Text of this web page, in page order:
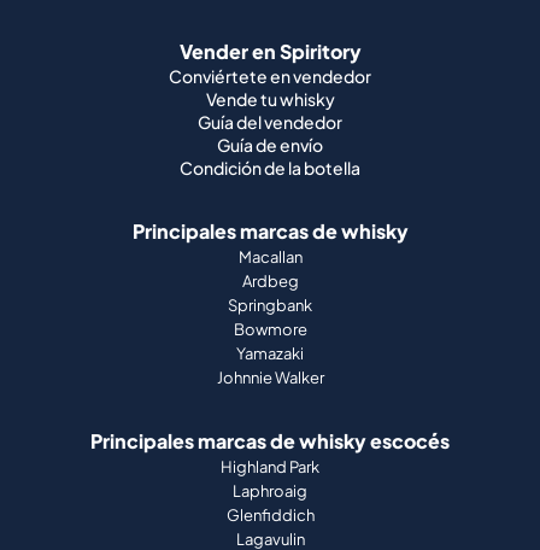
Vender en Spiritory
Conviértete en vendedor
Vende tu whisky
Guía del vendedor
Guía de envío
Condición de la botella
Principales marcas de whisky
Macallan
Ardbeg
Springbank
Bowmore
Yamazaki
Johnnie Walker
Principales marcas de whisky escocés
Highland Park
Laphroaig
Glenfiddich
Lagavulin